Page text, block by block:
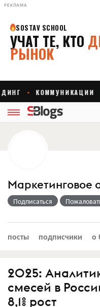
РЕКЛАМА
Маркетинговое
Подписаться
посты подписчики о
2025:
смесей в
8,1% рост